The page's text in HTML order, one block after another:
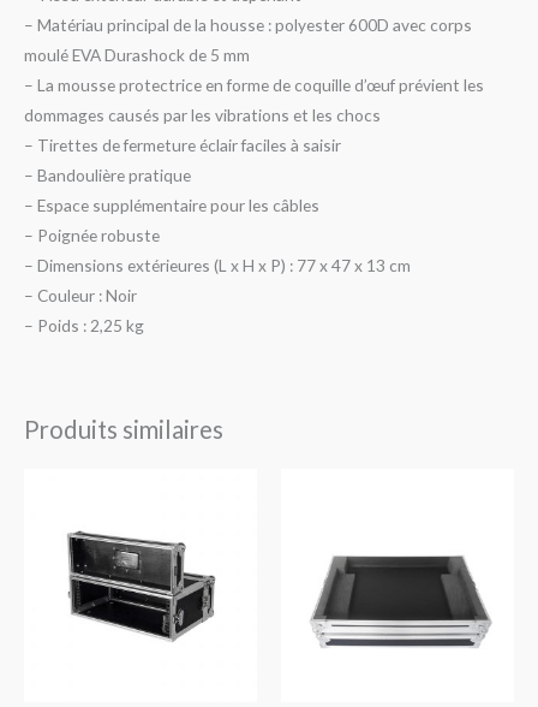
– Matériau principal de la housse : polyester 600D avec corps
moulé EVA Durashock de 5 mm
– La mousse protectrice en forme de coquille d’œuf prévient les
dommages causés par les vibrations et les chocs
– Tirettes de fermeture éclair faciles à saisir
– Bandoulière pratique
– Espace supplémentaire pour les câbles
– Poignée robuste
– Dimensions extérieures (L x H x P) : 77 x 47 x 13 cm
– Couleur : Noir
– Poids : 2,25 kg
Produits similaires